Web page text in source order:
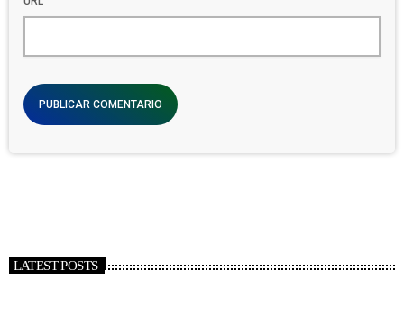
LATEST POSTS